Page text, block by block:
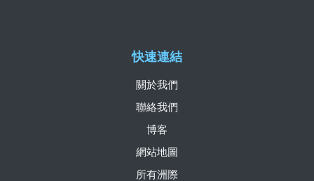
快速連結
關於我們
聯絡我們
博客
網站地圖
所有洲際